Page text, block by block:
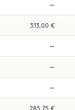
—
313,00 €
—
—
—
285,75 €